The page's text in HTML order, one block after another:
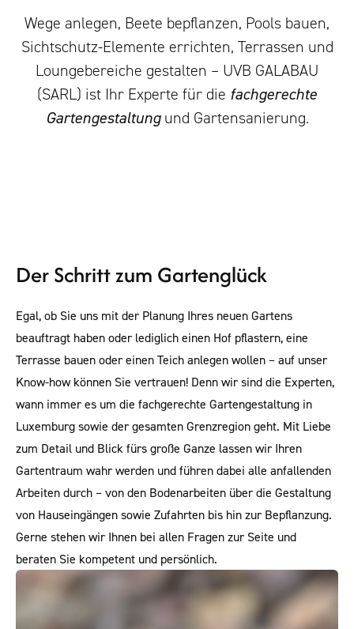
Wege anlegen, Beete bepflanzen, Pools bauen,
Sichtschutz-Elemente errichten, Terrassen und
Loungebereiche gestalten – UVB GALABAU
(SARL) ist Ihr Experte für die fachgerechte
Gartengestaltungund Gartensanierung.
Der Schritt zum Gartenglück
Egal, ob Sie uns mit der Planung Ihres neuen Gartens
beauftragt haben oder lediglich einen Hof pflastern, eine
Terrasse bauen oder einen Teich anlegen wollen – auf unser
Know-how können Sie vertrauen! Denn wir sind die Experten,
wann immer es um die fachgerechte Gartengestaltung in
Luxemburg sowie der gesamten Grenzregion geht. Mit Liebe
zum Detail und Blick fürs große Ganze lassen wir Ihren
Gartentraum wahr werden und führen dabei alle anfallenden
Arbeiten durch – von den Bodenarbeiten über die Gestaltung
von Hauseingängen sowie Zufahrten bis hin zur Bepflanzung.
Gerne stehen wir Ihnen bei allen Fragen zur Seite und
beraten Sie kompetent und persönlich.